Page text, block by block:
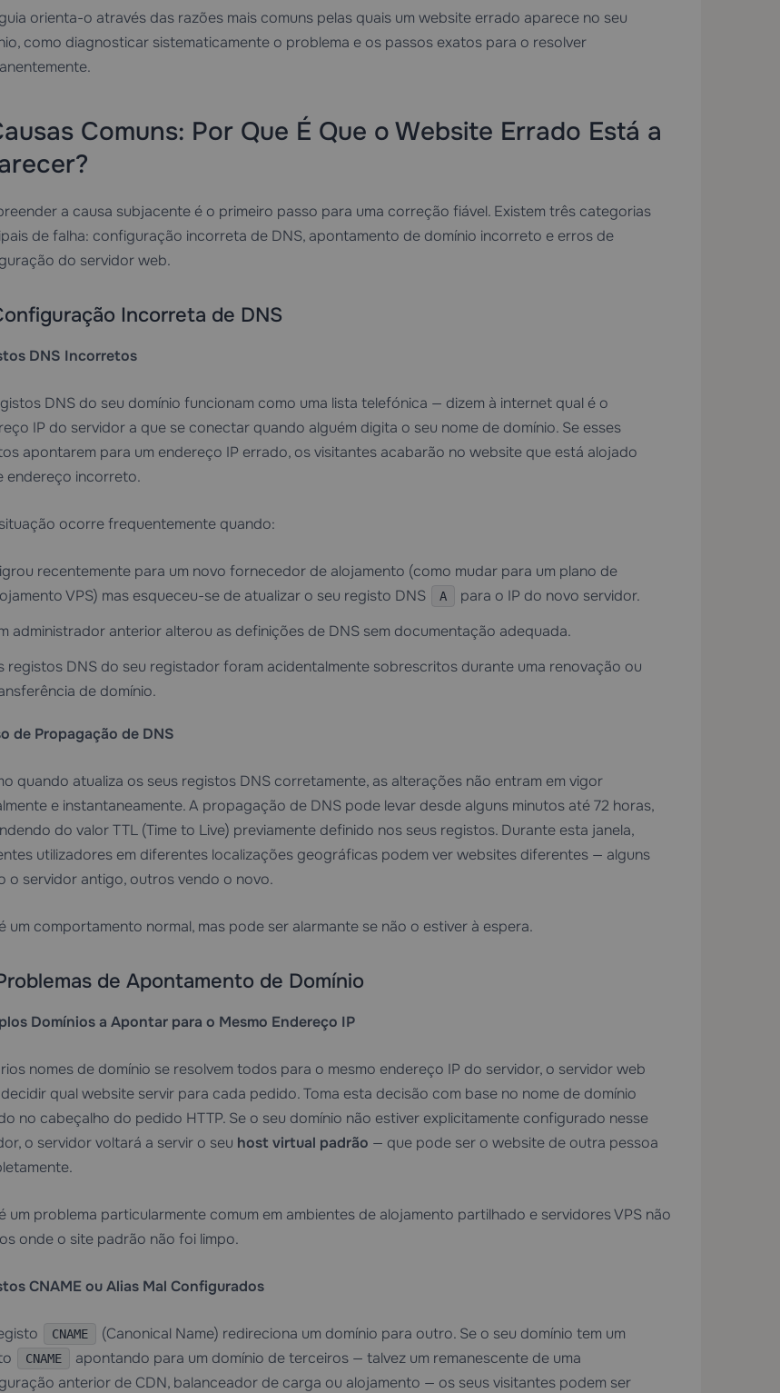
orienta-o através das razões mais comuns pelas quais um website errado aparece no seu
como diagnosticar sistematicamente o problema e os passos exatos para o resolver
Comuns: Por Que É Que o Website Errado Está a
a causa subjacente é o primeiro passo para uma correção fiável. Existem três categorias
de falha: configuração incorreta de DNS, apontamento de domínio incorreto e erros de
do servidor web.
Incorreta de DNS
DNS Incorretos
DNS do seu domínio funcionam como uma lista telefónica — dizem à internet qual é o
IP do servidor a que se conectar quando alguém digita o seu nome de domínio. Se esses
apontarem para um endereço IP errado, os visitantes acabarão no website que está alojado
endereço incorreto.
ocorre frequentemente quando:
recentemente para um novo fornecedor de alojamento (como mudar para um plano de
VPS) mas esqueceu-se de atualizar o seu registo DNS A
para o IP do novo servidor.
administrador anterior alterou as definições de DNS sem documentação adequada.
registos DNS do seu registador foram acidentalmente sobrescritos durante uma renovação ou
de domínio.
de Propagação de DNS
quando atualiza os seus registos DNS corretamente, as alterações não entram em vigor
e instantaneamente. A propagação de DNS pode levar desde alguns minutos até 72 horas,
do valor TTL (Time to Live) previamente definido nos seus registos. Durante esta janela,
utilizadores em diferentes localizações geográficas podem ver websites diferentes — alguns
o servidor antigo, outros vendo o novo.
um comportamento normal, mas pode ser alarmante se não o estiver à espera.
de Apontamento de Domínio
Domínios a Apontar para o Mesmo Endereço IP
nomes de domínio se resolvem todos para o mesmo endereço IP do servidor, o servidor web
qual website servir para cada pedido. Toma esta decisão com base no nome de domínio
no cabeçalho do pedido HTTP. Se o seu domínio não estiver explicitamente configurado nesse
o servidor voltará a servir o seu host virtual padrão — que pode ser o website de outra pessoa
um problema particularmente comum em ambientes de alojamento partilhado e servidores VPS não
onde o site padrão não foi limpo.
CNAME ou Alias Mal Configurados
CNAME
(Canonical Name) redireciona um domínio para outro. Se o seu domínio tem um
CNAME
apontando para um domínio de terceiros — talvez um remanescente de uma
anterior de CDN, balanceador de carga ou alojamento — os seus visitantes podem ser